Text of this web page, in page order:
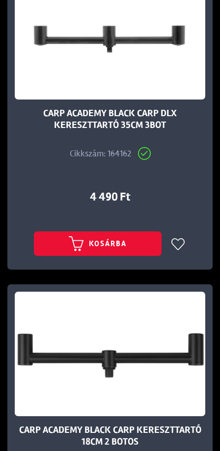
CARP ACADEMY BLACK CARP DLX
KERESZTTARTÓ 35CM 3BOT
Cikkszám: 164162
4 490 Ft
KOSÁRBA
CARP ACADEMY BLACK CARP KERESZTTARTÓ
18CM 2 BOTOS